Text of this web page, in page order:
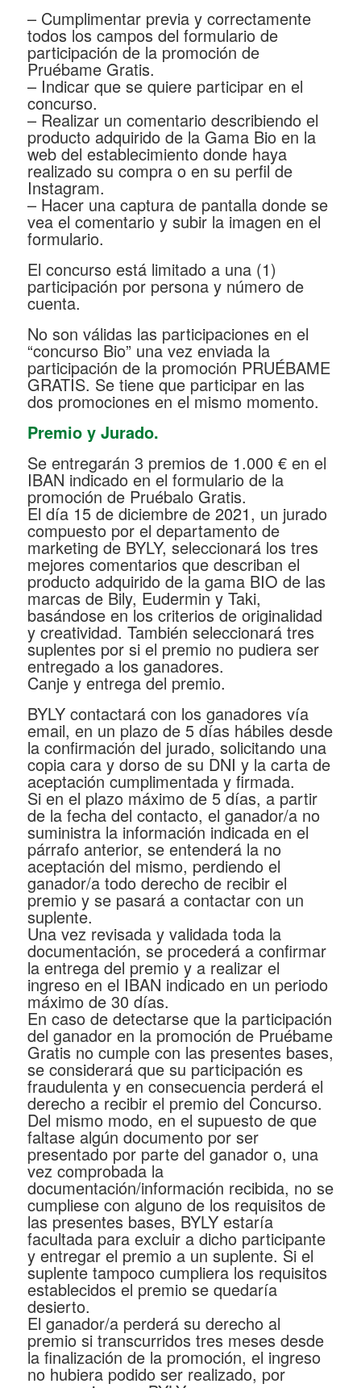
– Cumplimentar previa y correctamente
todos los campos del formulario de
participación de la promoción de
Pruébame Gratis.
– Indicar que se quiere participar en el
concurso.
– Realizar un comentario describiendo el
producto adquirido de la Gama Bio en la
web del establecimiento donde haya
realizado su compra o en su perfil de
Instagram.
– Hacer una captura de pantalla donde se
vea el comentario y subir la imagen en el
formulario.
El concurso está limitado a una (1)
participación por persona y número de
cuenta.
No son válidas las participaciones en el
“concurso Bio” una vez enviada la
participación de la promoción PRUÉBAME
GRATIS. Se tiene que participar en las
dos promociones en el mismo momento.
Premio y Jurado.
Se entregarán 3 premios de 1.000 € en el
IBAN indicado en el formulario de la
promoción de Pruébalo Gratis.
El día 15 de diciembre de 2021, un jurado
compuesto por el departamento de
marketing de BYLY, seleccionará los tres
mejores comentarios que describan el
producto adquirido de la gama BIO de las
marcas de Bily, Eudermin y Taki,
basándose en los criterios de originalidad
y creatividad. También seleccionará tres
suplentes por si el premio no pudiera ser
entregado a los ganadores.
Canje y entrega del premio.
BYLY contactará con los ganadores vía
email, en un plazo de 5 días hábiles desde
la confirmación del jurado, solicitando una
copia cara y dorso de su DNI y la carta de
aceptación cumplimentada y firmada.
Si en el plazo máximo de 5 días, a partir
de la fecha del contacto, el ganador/a no
suministra la información indicada en el
párrafo anterior, se entenderá la no
aceptación del mismo, perdiendo el
ganador/a todo derecho de recibir el
premio y se pasará a contactar con un
suplente.
Una vez revisada y validada toda la
documentación, se procederá a confirmar
la entrega del premio y a realizar el
ingreso en el IBAN indicado en un periodo
máximo de 30 días.
En caso de detectarse que la participación
del ganador en la promoción de Pruébame
Gratis no cumple con las presentes bases,
se considerará que su participación es
fraudulenta y en consecuencia perderá el
derecho a recibir el premio del Concurso.
Del mismo modo, en el supuesto de que
faltase algún documento por ser
presentado por parte del ganador o, una
vez comprobada la
documentación/información recibida, no se
cumpliese con alguno de los requisitos de
las presentes bases, BYLY estaría
facultada para excluir a dicho participante
y entregar el premio a un suplente. Si el
suplente tampoco cumpliera los requisitos
establecidos el premio se quedaría
desierto.
El ganador/a perderá su derecho al
premio si transcurridos tres meses desde
la finalización de la promoción, el ingreso
no hubiera podido ser realizado, por